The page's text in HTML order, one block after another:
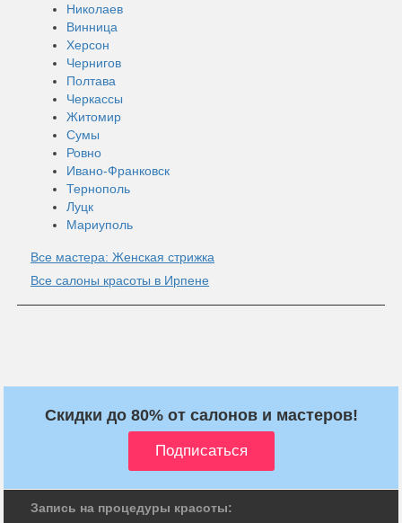
Николаев
Винница
Херсон
Чернигов
Полтава
Черкассы
Житомир
Сумы
Ровно
Ивано-Франковск
Тернополь
Луцк
Мариуполь
Все мастера: Женская стрижка
Все салоны красоты в Ирпене
Скидки до 80% от салонов и мастеров!
Запись на процедуры красоты: